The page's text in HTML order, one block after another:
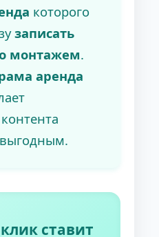
которого
записать
монтажем.
аренда
ставит